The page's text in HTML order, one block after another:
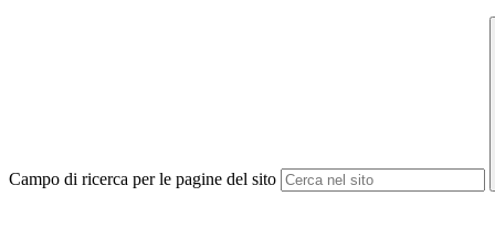
Campo di ricerca per le pagine del sito